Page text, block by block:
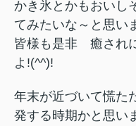
かき氷とかもおいし
てみたいな～と思い
皆様も是非 癒され
よ!(^^)!
年末が近づいて慌
発する時期かと思